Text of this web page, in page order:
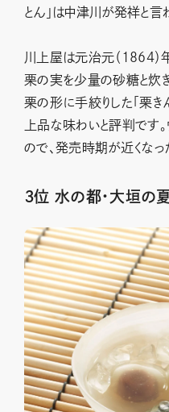
とん」は中津川が発祥と言
川上屋は元治元（1864）
栗の実を少量の砂糖と炊
栗の形に手絞りした「栗き
上品な味わいと評判です
ので、発売時期が近くなっ
３位 水の都・大垣の